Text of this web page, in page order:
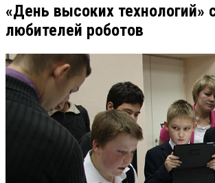
«День высоких технологий»
любителей роботов